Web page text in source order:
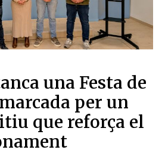
una Festa de
per un
que reforça el